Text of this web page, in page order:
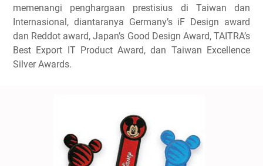
memenangi penghargaan prestisius di Taiwan dan
Internasional, diantaranya Germany’s iF Design award
dan Reddot award, Japan’s Good Design Award, TAITRA’s
Best Export IT Product Award, dan Taiwan Excellence
Silver Awards.